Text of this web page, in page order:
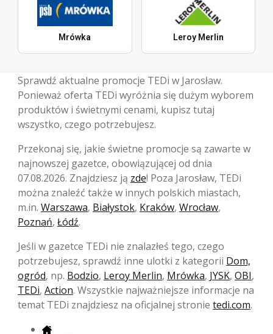
Mrówka Leroy Merlin
Sprawdź aktualne promocje TEDi w Jarosław.
Ponieważ oferta TEDi wyróżnia się dużym wyborem
produktów i świetnymi cenami, kupisz tutaj
wszystko, czego potrzebujesz.
Przekonaj się, jakie świetne promocje są zawarte w
najnowszej gazetce, obowiązującej od dnia
07.08.2026. Znajdziesz ją zde! Poza Jarosław, TEDi
można znaleźć także w innych polskich miastach,
m.in. Warszawa, Białystok, Kraków, Wrocław,
Poznań, Łódź.
Jeśli w gazetce TEDi nie znalazłeś tego, czego
potrzebujesz, sprawdź inne ulotki z kategorii Dom,
ogród, np. Bodzio, Leroy Merlin, Mrówka, JYSK, OBI,
TEDi, Action. Wszystkie najważniejsze informacje na
temat TEDi znajdziesz na oficjalnej stronie tedi.com.